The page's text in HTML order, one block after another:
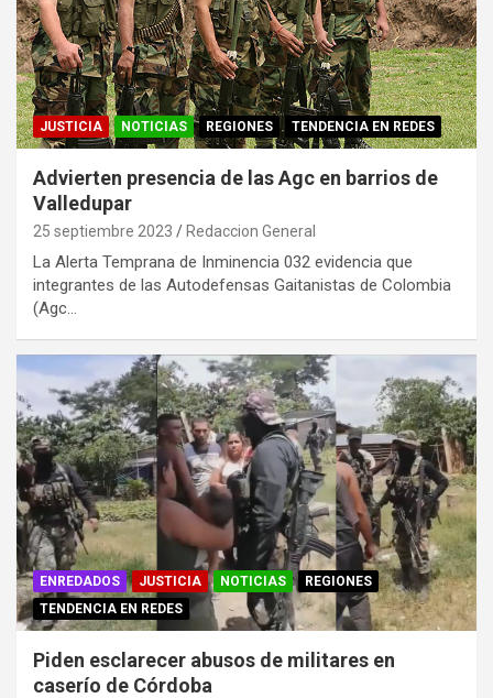
JUSTICIA NOTICIAS REGIONES TENDENCIA EN REDES
Advierten presencia de las Agc en barrios de
Valledupar
25 septiembre 2023 Redaccion General
La Alerta Temprana de Inminencia 032 evidencia que
integrantes de las Autodefensas Gaitanistas de Colombia
(Agc…
ENREDADOS JUSTICIA NOTICIAS
REGIONES
TENDENCIA EN REDES
Piden esclarecer abusos de militares en
caserío de Córdoba